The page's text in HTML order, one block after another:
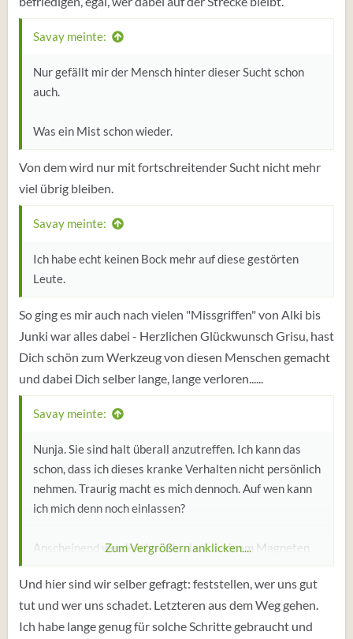
Savay meinte:
Nur gefällt mir der Mensch hinter dieser Sucht schon
auch.
Was ein Mist schon wieder.
Von dem wird nur mit fortschreitender Sucht nicht mehr
viel übrig bleiben.
Savay meinte:
Ich habe echt keinen Bock mehr auf diese gestörten
Leute.
So ging es mir auch nach vielen "Missgriffen" von Alki bis
Junki war alles dabei - Herzlichen Glückwunsch Grisu, hast
Dich schön zum Werkzeug von diesen Menschen gemacht
und dabei Dich selber lange, lange verloren......
Savay meinte:
Nunja. Sie sind halt überall anzutreffen. Ich kann das
schon, dass ich dieses kranke Verhalten nicht persönlich
nehmen. Traurig macht es mich dennoch. Auf wen kann
ich mich denn noch einlassen?
Anscheinend werde ich auch wie von einem Magneten
von ihnen angezogen.
Das Vertraute halt. Gerade diese Leute finden ich
besonders sympathisch, bis sie austicken. 🙈
Zum Vergrößern anklicken....
Und hier sind wir selber gefragt: feststellen, wer uns gut
tut und wer uns schadet. Letzteren aus dem Weg gehen.
Ich habe lange genug für solche Schritte gebraucht und